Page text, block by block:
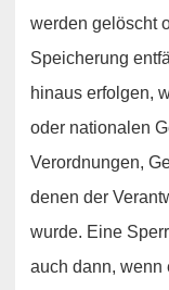
werden gelöscht
Speicherung
hinaus erfolgen,
oder nationalen
Verordnungen,
denen der
wurde. Eine
auch dann, wenn